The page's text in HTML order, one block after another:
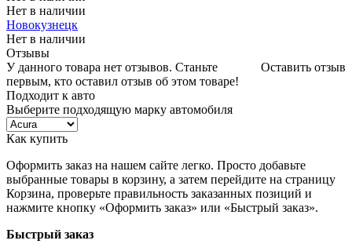
Нет в наличии
Новокузнецк
Нет в наличии
Отзывы
Оставить отзыв
У данного товара нет отзывов. Станьте
первым, кто оставил отзыв об этом товаре!
Подходит к авто
Выберите подходящую марку автомобиля
Как купить
Оформить заказ на нашем сайте легко. Просто добавьте
выбранные товары в корзину, а затем перейдите на страницу
Корзина, проверьте правильность заказанных позиций и
нажмите кнопку «Оформить заказ» или «Быстрый заказ».
Быстрый заказ